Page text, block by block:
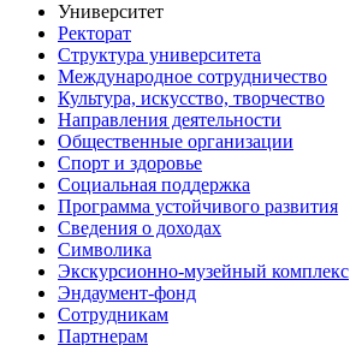
Университет
Ректорат
Структура университета
Международное сотрудничество
Культура, искусство, творчество
Направления деятельности
Общественные организации
Спорт и здоровье
Социальная поддержка
Программа устойчивого развития
Сведения о доходах
Символика
Экскурсионно-музейный комплекс
Эндаумент-фонд
Сотрудникам
Партнерам